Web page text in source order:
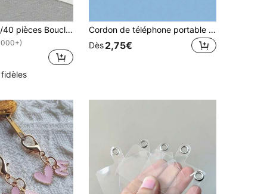
1/2/3/5/10/20/40 pièces Boucles adhésives métalliques en forme de cœur, convenant pour les accessoires de cordon de coque de téléphone DIY, les sangles de téléphone portable, en or, argent, noir et multicolore, les accessoires de quincaillerie de sac de coque de téléphone, les porte-clés, les anneaux de clé, les chaînes de smartphone, les accessoires décoratifs faits main, les sangles de smartphone, l'adhésif sans trace, les accessoires de marqueur, compatibles avec tous les modèles de téléphone portable de la série Android/Apple tels que 17/16/15 etc.
Cordon de téléphone portable avec pinces en acier inoxydable à double oreille, chaîne de suspension métallique, patch ultra-fin pour éviter la perte du téléphone, pièce de connexion solide. Composant de dragonne de téléphone de rechange, convient aux coques de téléphone avec de grands trous des deux côtés du port de charge.
Dès2,75€